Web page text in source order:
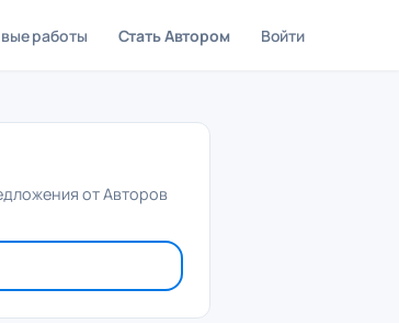
работы Стать Автором Войти
от Авторов